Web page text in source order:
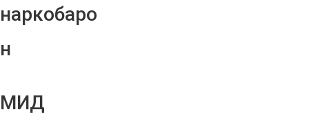
наркобаро
н
МИД